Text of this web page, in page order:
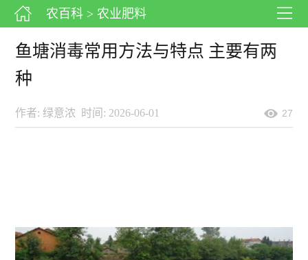
农百科 > 农业肥料
鱼塘消毒常用方法与特点 主要有两
种
作者: 绿意浓 时间: 2026-06-01 27